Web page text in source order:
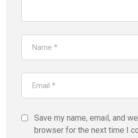
Save my name, email, and
browser for the next time I